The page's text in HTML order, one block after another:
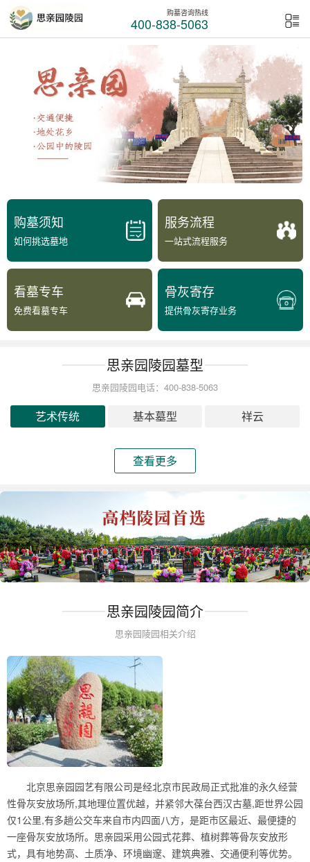
购墓咨询热线
400-838-5063
购墓须知
如何挑选墓地
服务流程
一站式流程服务
看墓专车
免费看墓专车
骨灰寄存
提供骨灰寄存业务
思亲园陵园墓型
思亲园陵园电话：400-838-5063
艺术传统 基本墓型 祥云
查看更多
思亲园陵园简介
思亲园陵园相关介绍
北京思亲园园艺有限公司是经北京市民政局正式批准的永久经营
性骨灰安放场所,其地理位置优越，并紧邻大葆台西汉古墓,距世界公园
仅1公里,有多趟公交车来自市内四面八方，是距市区最近、最便捷的
一座骨灰安放场所。思亲园采用公园式花葬、植树葬等骨灰安放形
式，具有地势高、土质净、环境幽邃、建筑典雅、交通便利等优势。